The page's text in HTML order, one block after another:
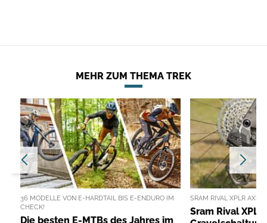
MEHR ZUM THEMA TREK
36 MODELLE VON E-HARDTAIL BIS E-ENDURO IM
CHECK!
Die besten E-MTBs des Jahres im
SRAM RIVAL XPLR AXS
Sram Rival